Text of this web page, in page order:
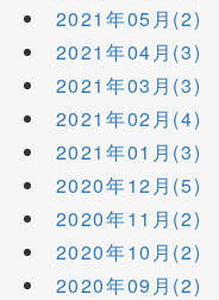
2021年05月(2)
2021年04月(3)
2021年03月(3)
2021年02月(4)
2021年01月(3)
2020年12月(5)
2020年11月(2)
2020年10月(2)
2020年09月(2)